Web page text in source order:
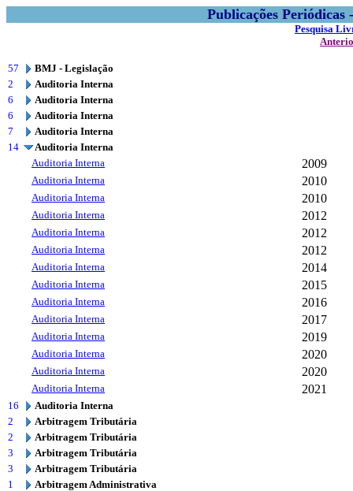
Publicações
Pesquisa
57
BMJ - Legislação
2
Auditoria Interna
6
Auditoria Interna
6
Auditoria Interna
7
Auditoria Interna
14
Auditoria Interna
Auditoria Interna
2009
Auditoria Interna 2010
Auditoria Interna 2010
Auditoria Interna 2012
Auditoria Interna 2012
Auditoria Interna 2012
Auditoria Interna 2014
Auditoria Interna 2015
Auditoria Interna 2016
Auditoria Interna 2017
Auditoria Interna 2019
Auditoria Interna 2020
Auditoria Interna 2020
Auditoria Interna 2021
16
Auditoria Interna
2
Arbitragem Tributária
2
Arbitragem Tributária
3
Arbitragem Tributária
3
Arbitragem Tributária
1
Arbitragem Administrativa